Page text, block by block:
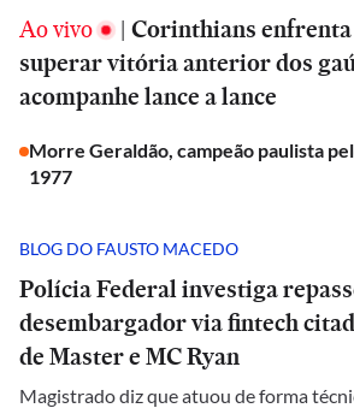
Ao vivo | Corinthians
superar vitória anterior dos
acompanhe lance a lance
Morre Geraldão, campeão paulista
1977
BLOG DO FAUSTO MACEDO
Polícia Federal investiga
desembargador via fintech
de Master e MC Ryan
Magistrado diz que atuou de forma